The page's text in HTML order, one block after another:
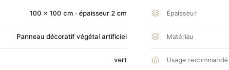
100 × 100 cm · épaisseur 2 cm Épaisseur
Panneau décoratif végétal artificiel Matériau
vert Usage recommandé